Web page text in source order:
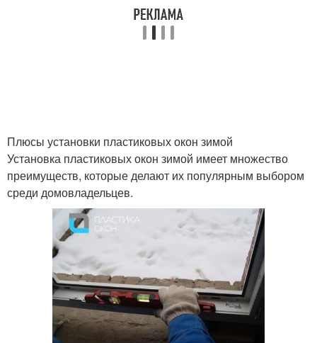
Плюсы установки пластиковых окон зимой
Установка пластиковых окон зимой имеет множество
преимуществ, которые делают их популярным выбором
среди домовладельцев.